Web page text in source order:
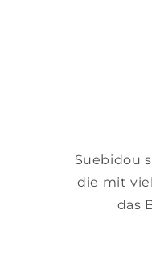
Suebidou
die mit
das